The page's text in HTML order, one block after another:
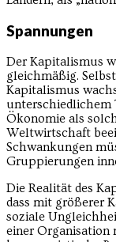
Spannungen
Der Kapitalismus
gleichmäßig.
Kapitalismus
unterschiedlichem
Ökonomie als
Weltwirtschaft
Schwankungen
Gruppierungen
Die Realität des
dass mit größerer
soziale
einer Organisation